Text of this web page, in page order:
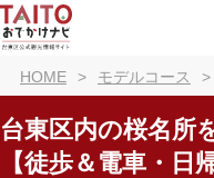
HOME モデルコース
台東区内の桜名所
【徒歩＆電車・日